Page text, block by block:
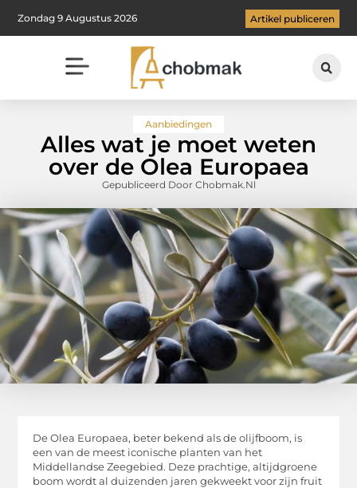
Zondag 9 Augustus 2026 Artikel publiceren
Aanbiedingen
Alles wat je moet weten
over de Olea Europaea
Gepubliceerd Door Chobmak.nl
De Olea Europaea, beter bekend als de olijfboom, is
een van de meest iconische planten van het
Middellandse Zeegebied. Deze prachtige, altijdgroene
boom wordt al duizenden jaren gekweekt voor zijn fruit